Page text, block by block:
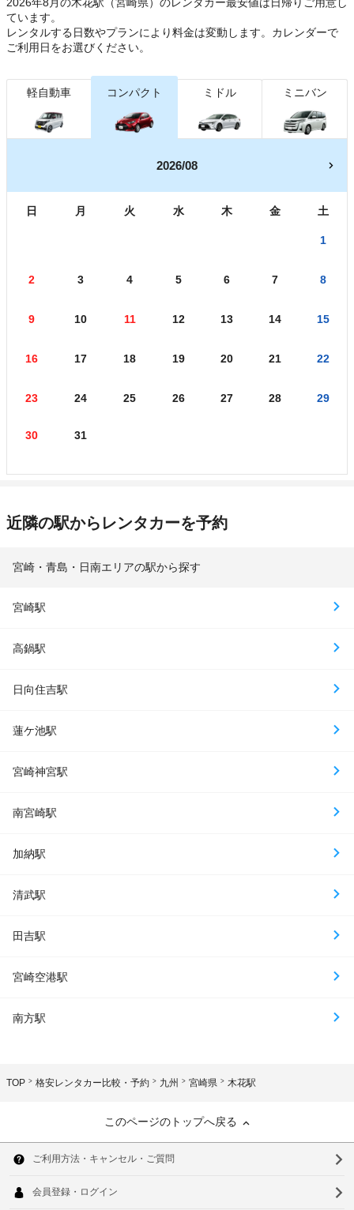
ています。
レンタルする日数やプランにより料金は変動します。カレンダーで
ご利用日をお選びください。
軽自動車 コンパクト ミドル ミニバン
2026/08
日 月 火 水 木 金 土
1
2 3 4 5 6 7 8
9 10 11 12 13 14 15
16 17 18 19 20 21 22
23 24 25 26 27 28 29
30 31
近隣の駅からレンタカーを予約
宮崎・青島・日南エリアの駅から探す
宮崎駅
高鍋駅
日向住吉駅
蓮ケ池駅
宮崎神宮駅
南宮崎駅
加納駅
清武駅
田吉駅
宮崎空港駅
南方駅
TOP 格安レンタカー比較・予約 九州 宮崎県 木花駅
このページのトップへ戻る